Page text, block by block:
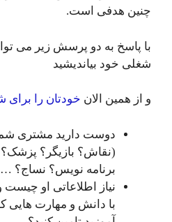
چنین هدفی است.
با پاسخ به دو پرسش زیر می
شغلی خود بیاندیشید
و از همین الان خودتان را برای
دوست دارید مشتری
(نقاش؟ بازیگر؟ پزشک؟
برنامه نویس؟ نساج؟
نیاز اطلاعاتی او چیست
با دانش و مهارت هایی